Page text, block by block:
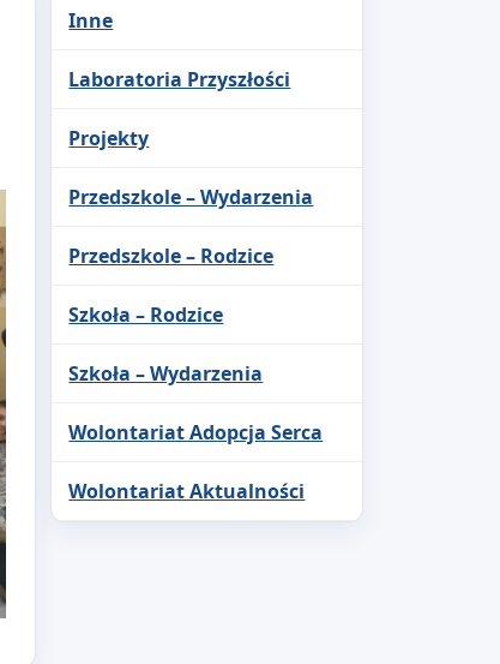
Inne
Laboratoria Przyszłości
Projekty
Przedszkole – Wydarzenia
Przedszkole – Rodzice
Szkoła – Rodzice
Szkoła – Wydarzenia
Wolontariat Adopcja Serca
Wolontariat Aktualności